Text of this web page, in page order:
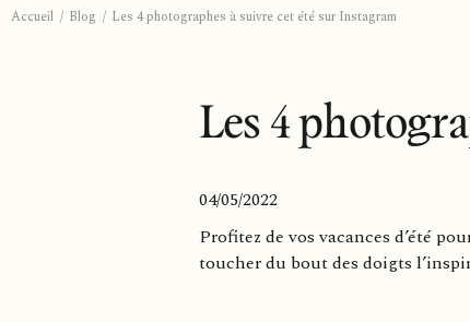
Accueil Blog Les 4 photographes à suivre cet été sur Instagram
Les 4
04/05/2022
Profitez de vos vacances d’été
toucher du bout des doigts